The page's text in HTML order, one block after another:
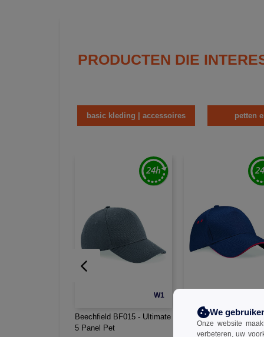
PRODUCTEN DIE
basic kleding | accessoires petten
W1
Beechfield BF015 - Ultimate
5 Panel Pet
Beechfield BF15C -
5 Panel Pet - Sandwich
We
Onze website
verbeteren, uw